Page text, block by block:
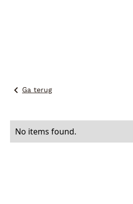
Ga terug
No items found.